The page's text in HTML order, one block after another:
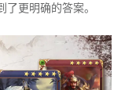
更明确的答案。